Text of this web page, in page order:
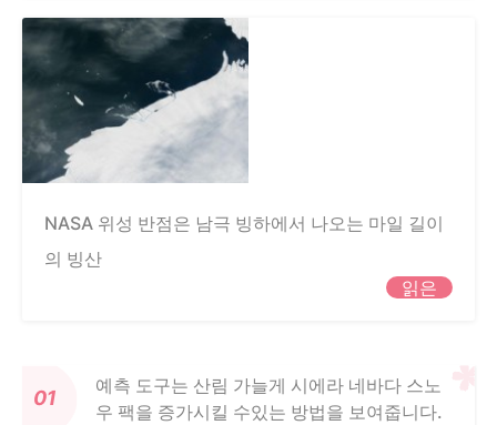
NASA 위성 반점은 남극 빙하에서 나오는 마일 길이
의 빙산
읽은
예측 도구는 산림 가늘게 시에라 네바다 스노
우 팩을 증가시킬 수있는 방법을 보여줍니다.